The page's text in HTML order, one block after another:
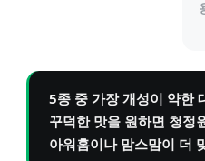
5종 중 가장 개성이 약한
꾸덕한 맛을 원하면 청정
아워홈이나 맘스맘이 더